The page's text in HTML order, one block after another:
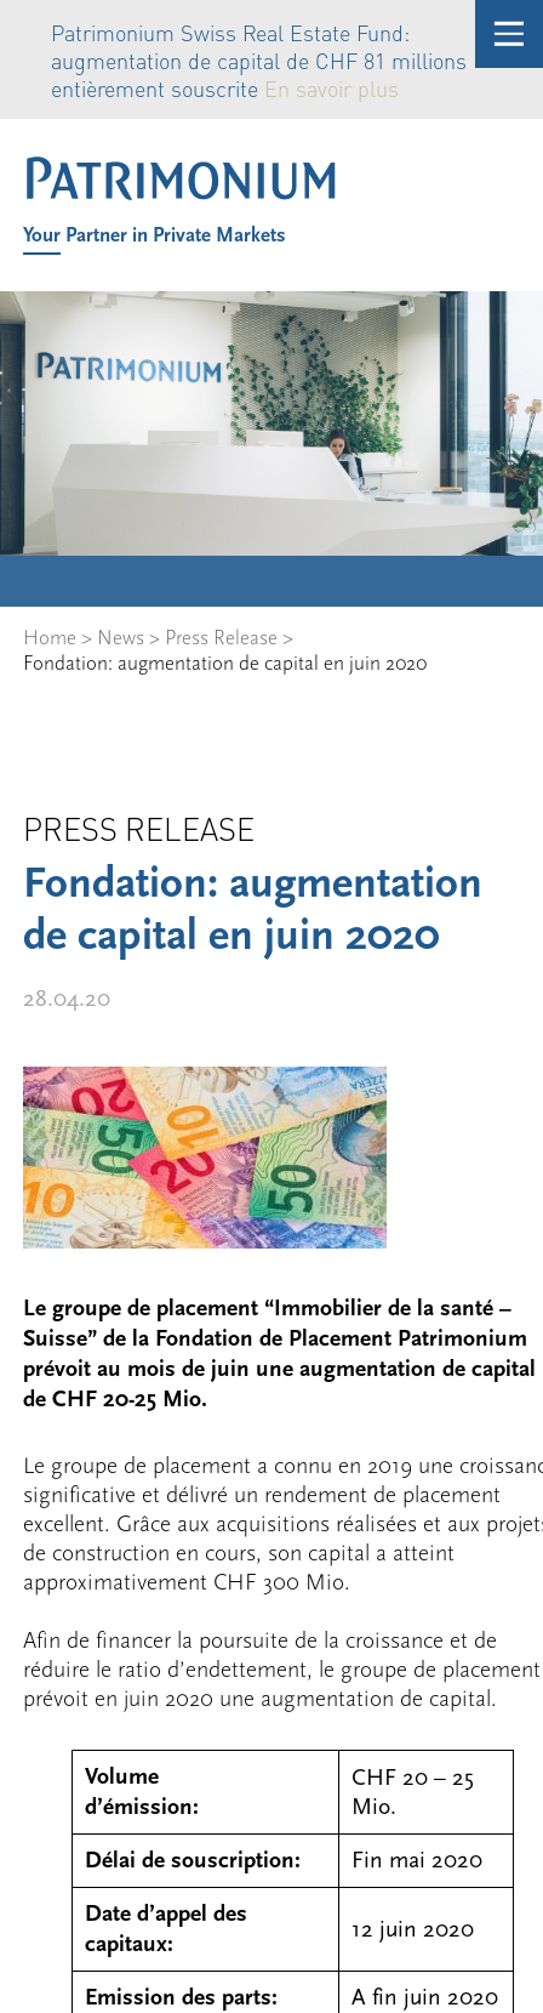
Patrimonium Swiss Real Estate Fund:
augmentation de capital de CHF 81 millions
entièrement souscrite En savoir plus
Your Partner in Private Markets
Home > News > Press Release >
Fondation: augmentation de capital en juin 2020
PRESS RELEASE
Fondation: augmentation
de capital en juin 2020
28.04.20
Le groupe de placement “Immobilier de la santé –
Suisse” de la Fondation de Placement Patrimonium
prévoit au mois de juin une augmentation de capital
de CHF 20-25 Mio.
Le groupe de placement a connu en 2019 une
significative et délivré un rendement de placement
excellent. Grâce aux acquisitions réalisées et aux
de construction en cours, son capital a atteint
approximativement CHF 300 Mio.
Afin de financer la poursuite de la croissance et de
réduire le ratio d’endettement, le groupe de placement
prévoit en juin 2020 une augmentation de capital.
Volume
d’émission:
CHF 20 – 25
Mio.
Délai de souscription:
Fin mai 2020
Date d’appel des
capitaux:
12 juin 2020
Emission des parts: A fin juin 2020